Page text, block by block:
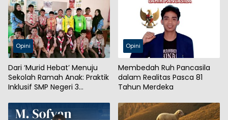
Opini
Dari ‘Murid Hebat’ Menuju
Sekolah Ramah Anak: Praktik
Inklusif SMP Negeri 3
Opini
Membedah Ruh Pancasila
dalam Realitas Pasca 81
Tahun Merdeka